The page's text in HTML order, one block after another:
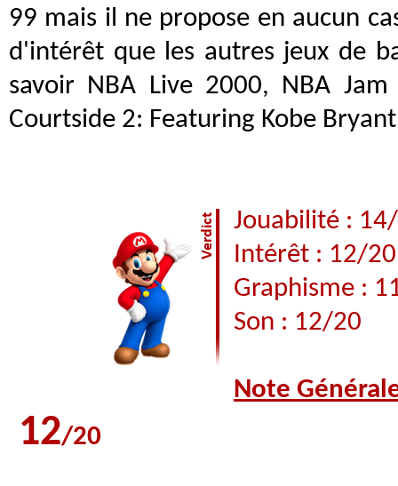
99 mais il ne propose en aucun
d'intérêt que les autres jeux de
savoir NBA Live 2000, NBA
Courtside 2: Featuring Kobe
Jouabilité :
Intérêt : 12/20
Graphisme :
Son : 12/20
Note
12/20